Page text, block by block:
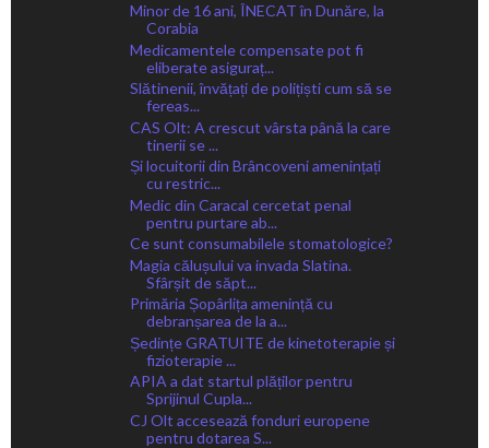
Minor de 16 ani, ÎNECAT în Dunăre, la
Corabia
Medicamentele compensate pot fi
eliberate asiguraț...
Slătinenii, învățați de polițiști cum să se
fereas...
CAS Olt: A crescut vârsta până la care
tinerii se ...
Și locuitorii din Brâncoveni amenințați
cu restric...
Medic din Caracal cercetat penal
pentru purtare ab...
Ce sunt consumabilele stomatologice?
Magia călușului va invada Slatina.
Sfârșit de săpt...
Primăria Șopârlița amenință cu
debranșarea de la a...
Ședințe GRATUITE de kinetoterapie și
fizioterapie ...
APIA a dat startul plăților pentru
Sprijinul Cupla...
CJ Olt accesează fonduri europene
pentru dotarea S...